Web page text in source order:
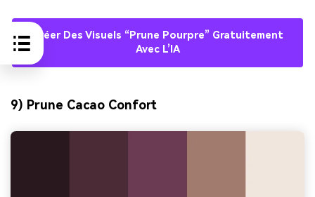
Créer Des Visuels “prune Pourpre” Gratuitement
Avec L’IA
9) Prune Cacao Confort